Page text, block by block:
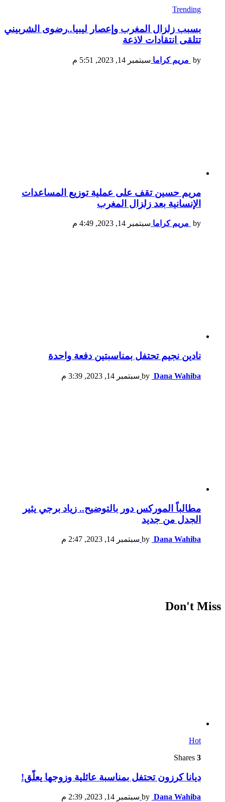
Trending
بسبب زلزال المغرب وإعصار ليبيا..رضوى الشربيني
تتلقى انتقادات لاذعة
by مريم كراما سبتمبر 14, 2023, 5:51 م
مريم حسين تقف على عملية توزيع المساعدات
الإنسانية بعد زلزال المغرب
by مريم كراما سبتمبر 14, 2023, 4:49 م
نادين نجيم تحتفل بمناسبتين دفعة واحدة
by Dana Wahiba سبتمبر 14, 2023, 3:39 م
مطالباً الموركس دور بالتوضيح.. زياد برجي يثير
الجدل من جديد
by Dana Wahiba سبتمبر 14, 2023, 2:47 م
Don't Miss
Hot
3
ديانا كرزون تحتفل بمناسبة عائلية وزوجها يعلّق!
by Dana Wahiba سبتمبر 14, 2023, 2:39 م